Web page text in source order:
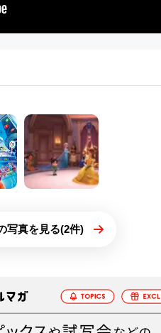
写真を見る(2件)